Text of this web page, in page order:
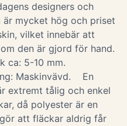
designers och
är mycket hög och priset
vilket innebär att
den är gjord för hand.
ca: 5-10 mm.
Maskinvävd. ​ En
extremt tålig och enkel
då polyester är en
att fläckar aldrig får